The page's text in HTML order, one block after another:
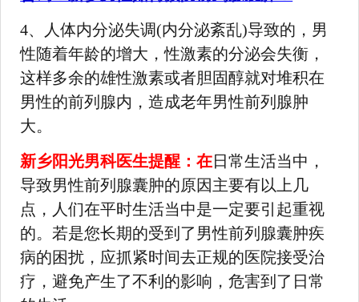
4、人体内分泌失调(内分泌紊乱)导致的，男
性随着年龄的增大，性激素的分泌会失衡，
这样多余的雄性激素或者胆固醇就对堆积在
男性的前列腺内，造成老年男性前列腺肿
大。
新乡阳光男科医生提醒：在日常生活当中，
导致男性前列腺囊肿的原因主要有以上几
点，人们在平时生活当中是一定要引起重视
的。若是您长期的受到了男性前列腺囊肿疾
病的困扰，应抓紧时间去正规的医院接受治
疗，避免产生了不利的影响，危害到了日常